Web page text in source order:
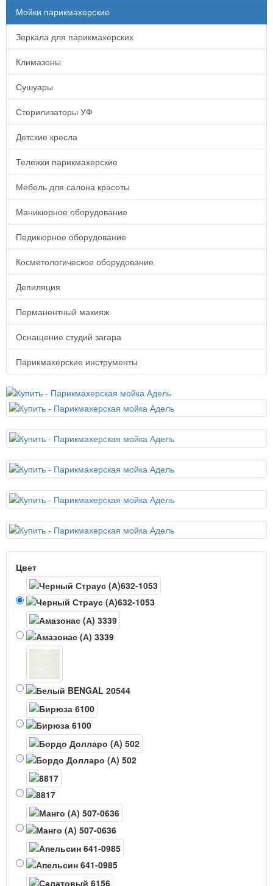
Мойки парикмахерские
Зеркала для парикмахерских
Климазоны
Сушуары
Стерилизаторы УФ
Детские кресла
Тележки парикмахерские
Мебель для салона красоты
Маникюрное оборудование
Педикюрное оборудование
Косметологическое оборудование
Депиляция
Перманентный макияж
Оснащение студий загара
Парикмахерские инструменты
Цвет